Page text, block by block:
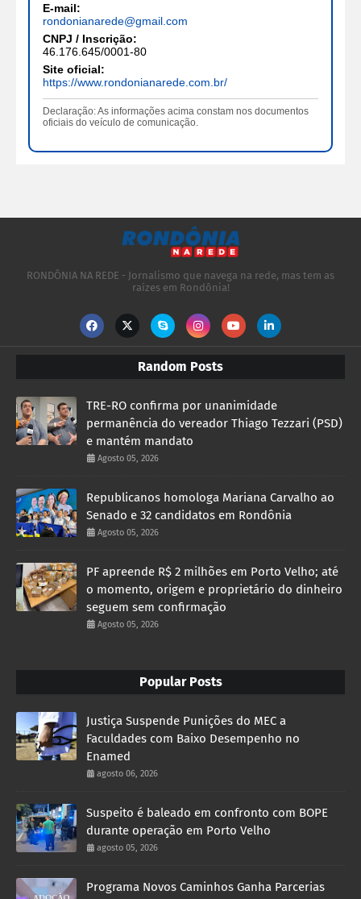
E-mail:
rondonianarede@gmail.com
CNPJ / Inscrição:
46.176.645/0001-80
Site oficial:
https://www.rondonianarede.com.br/
Declaração: As informações acima constam nos documentos
oficiais do veículo de comunicação.
RONDÔNIA NA REDE - Jornalismo que navega na rede, mas tem as
raízes em Rondônia!
Random Posts
TRE-RO confirma por unanimidade
permanência do vereador Thiago Tezzari (PSD)
e mantém mandato
Agosto 05, 2026
Republicanos homologa Mariana Carvalho ao
Senado e 32 candidatos em Rondônia
Agosto 05, 2026
PF apreende R$ 2 milhões em Porto Velho; até
o momento, origem e proprietário do dinheiro
seguem sem confirmação
Agosto 05, 2026
Popular Posts
Justiça Suspende Punições do MEC a
Faculdades com Baixo Desempenho no
Enamed
agosto 06, 2026
Suspeito é baleado em confronto com BOPE
durante operação em Porto Velho
agosto 05, 2026
Programa Novos Caminhos Ganha Parcerias